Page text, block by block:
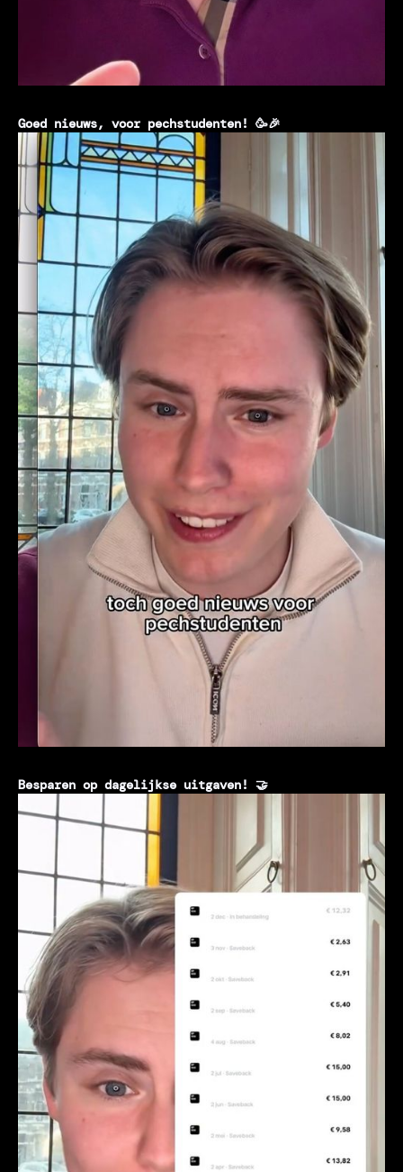
Goed nieuws, voor pechstudenten! 🥳🎉
Besparen op dagelijkse uitgaven! 🤝